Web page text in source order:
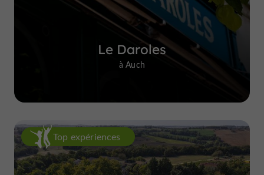
Le Daroles
à Auch
Top expériences